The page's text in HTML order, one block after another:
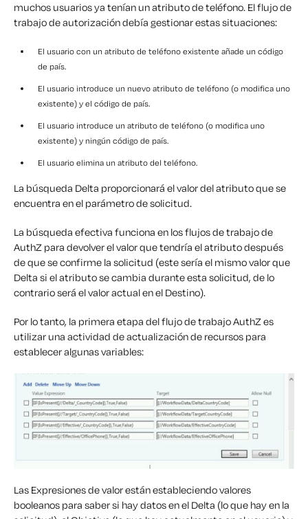
muchos usuarios ya tenían un atributo de teléfono. El flujo de
trabajo de autorización debía gestionar estas situaciones:
El usuario con un atributo de teléfono existente añade un código
de país.
El usuario introduce un nuevo atributo de teléfono (o modifica uno
existente) y el código de país.
El usuario introduce un atributo de teléfono (o modifica uno
existente) y ningún código de país.
El usuario elimina un atributo del teléfono.
La búsqueda Delta proporcionará el valor del atributo que se
encuentra en el parámetro de solicitud.
La búsqueda efectiva funciona en los flujos de trabajo de
AuthZ para devolver el valor que tendría el atributo después
de que se confirme la solicitud (este sería el mismo valor que
Delta si el atributo se cambia durante esta solicitud, de lo
contrario será el valor actual en el Destino).
Por lo tanto, la primera etapa del flujo de trabajo AuthZ es
utilizar una actividad de actualización de recursos para
establecer algunas variables:
Las Expresiones de valor están estableciendo valores
booleanos para saber si hay datos en el Delta (lo que hay en la